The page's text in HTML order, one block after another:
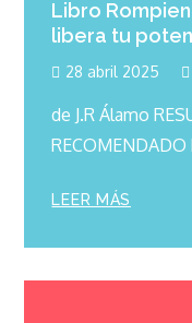
Libro
libera tu
28 abril 2025
de J.R Álamo
LEER MÁS